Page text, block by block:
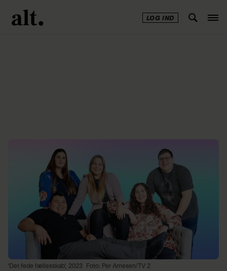
LOG IND
'Det fede fællesskab', 2023 Foto: Per Arnesen/TV 2